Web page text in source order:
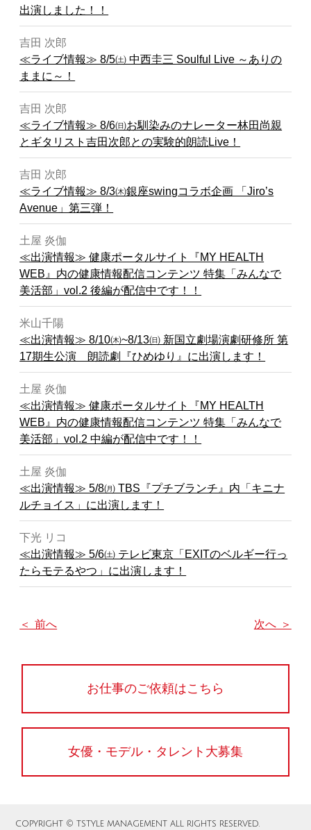
出演しました！！
吉田 次郎
≪ライブ情報≫ 8/5㈯ 中西圭三 Soulful Live ～ありの
ままに～！
吉田 次郎
≪ライブ情報≫ 8/6㈰お馴染みのナレーター林田尚親
とギタリスト吉田次郎との実験的朗読Live！
吉田 次郎
≪ライブ情報≫ 8/3㈭銀座swingコラボ企画 「Jiro’s
Avenue」第三弾！
土屋 炎伽
≪出演情報≫ 健康ポータルサイト『MY HEALTH
WEB』内の健康情報配信コンテンツ 特集「みんなで
美活部」vol.2 後編が配信中です！！
米山千陽
≪出演情報≫ 8/10㈭~8/13㈰ 新国立劇場演劇研修所 第
17期生公演 朗読劇『ひめゆり』に出演します！
土屋 炎伽
≪出演情報≫ 健康ポータルサイト『MY HEALTH
WEB』内の健康情報配信コンテンツ 特集「みんなで
美活部」vol.2 中編が配信中です！！
土屋 炎伽
≪出演情報≫ 5/8㈪ TBS『プチブランチ』内「キニナ
ルチョイス」に出演します！
下光 リコ
≪出演情報≫ 5/6㈯ テレビ東京「EXITのベルギー行っ
たらモテるやつ」に出演します！
＜ 前へ 次へ ＞
お仕事のご依頼はこちら
女優・モデル・タレント大募集
COPYRIGHT ©️ TSTYLE MANAGEMENT ALL RIGHTS RESERVED.